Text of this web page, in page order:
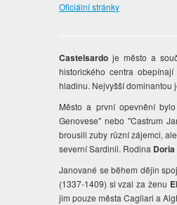
Oficiální stránky
Castelsardo je město a
historického centra
hladinu. Nejvyšší dominantou
Město a první opevnění
Genovese" nebo "Castrum
brousili zuby různí zájemci,
severní Sardinii. Rodina Doria
Janované se během dějin
(1337-1409) si vzal za ženu
jim pouze města Cagliari a